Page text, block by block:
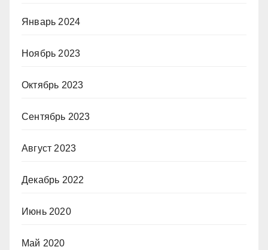
Январь 2024
Ноябрь 2023
Октябрь 2023
Сентябрь 2023
Август 2023
Декабрь 2022
Июнь 2020
Май 2020